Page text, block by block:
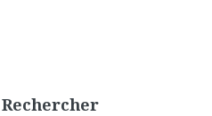
Rechercher